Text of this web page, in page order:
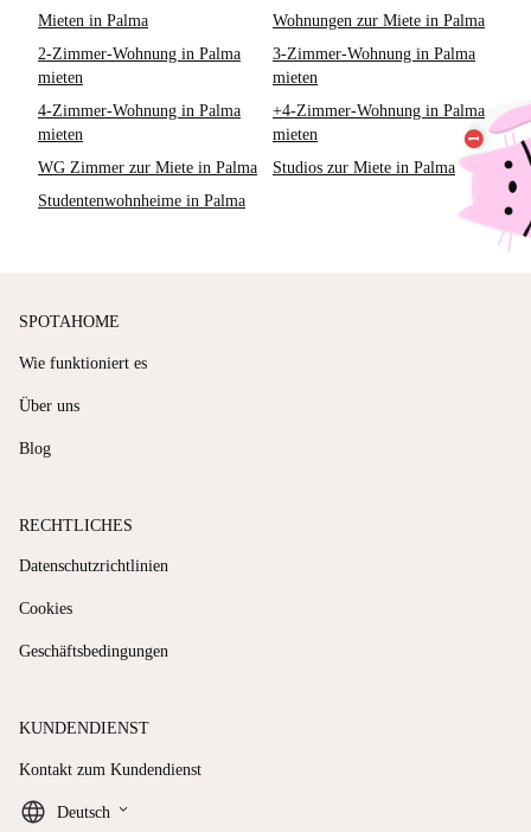
Mieten in Palma
Wohnungen zur Miete in Palma
2-Zimmer-Wohnung in Palma
mieten
3-Zimmer-Wohnung in Palma
mieten
4-Zimmer-Wohnung in Palma
mieten
+4-Zimmer-Wohnung in Palma
mieten
WG Zimmer zur Miete in Palma
Studios zur Miete in Palma
Studentenwohnheime in Palma
SPOTAHOME
Wie funktioniert es
Über uns
Blog
RECHTLICHES
Datenschutzrichtlinien
Cookies
Geschäftsbedingungen
KUNDENDIENST
Kontakt zum Kundendienst
Deutsch keyboard_arrow_down